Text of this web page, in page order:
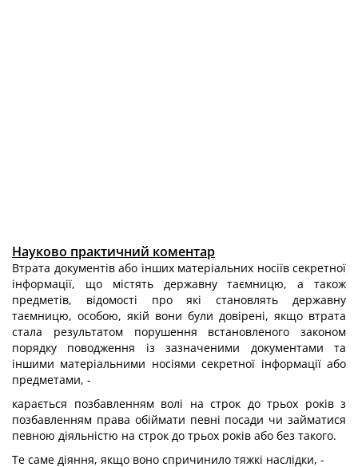
Науково практичний коментар
Втрата документів або інших матеріальних носіїв секретної
інформації, що містять державну таємницю, а також
предметів, відомості про які становлять державну
таємницю, особою, якій вони були довірені, якщо втрата
стала резуль­татом порушення встановленого законом
порядку поводження із зазначеними документами та
іншими матеріальними носіями секретної інформації або
пред­метами, -
карається позбавленням волі на строк до трьох років з
позбавленням права обіймати певні посади чи займатися
певною діяльністю на строк до трьох років або без такого.
Те саме діяння, якщо воно спричинило тяжкі наслідки, -